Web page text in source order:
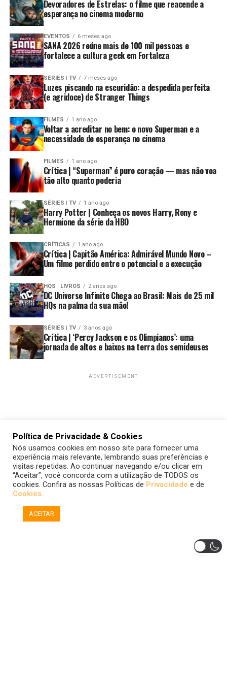
Devoradores de Estrelas: o filme que reacende a
esperança no cinema moderno
EVENTOS 6 meses ago
SANA 2026 reúne mais de 100 mil pessoas e
fortalece a cultura geek em Fortaleza
SÉRIES | TV 7 meses ago
Luzes piscando na escuridão: a despedida perfeita
(e agridoce) de Stranger Things
FILMES 1 ano ago
Voltar a acreditar no bem: o novo Superman e a
necessidade de esperança no cinema
FILMES 1 ano ago
Crítica | “Superman” é puro coração — mas não voa
tão alto quanto poderia
SÉRIES | TV 1 ano ago
Harry Potter | Conheça os novos Harry, Rony e
Hermione da série da HBO
CRÍTICAS 1 ano ago
Crítica | Capitão América: Admirável Mundo Novo –
Um filme perdido entre o potencial e a execução
HQS | LIVROS 2 anos ago
DC Universe Infinite Chega ao Brasil: Mais de 25 mil
HQs na palma da sua mão!
SÉRIES | TV 3 anos ago
Crítica | ‘Percy Jackson e os Olimpianos’: uma
jornada de altos e baixos na terra dos semideuses
ADVERTISEMENT
Política de Privacidade & Cookies
Nós usamos cookies em nosso site para fornecer uma
experiência mais relevante, lembrando suas preferências e
visitas repetidas. Ao continuar navegando e/ou clicar em
“Aceitar”, você concorda com a utilização de TODOS os
cookies. Confira as nossas Políticas de Privacidade e de
Cookies.
ACEITAR